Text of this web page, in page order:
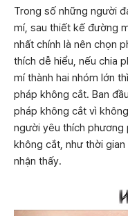
Trong số những người
mí, sau thiết kế đường
nhất chính là nên chọn
thích dễ hiểu, nếu chia
mí thành hai nhóm lớn
pháp không cắt. Ban
pháp không cắt vì
người yêu thích phương
không cắt, như thời
nhận thấy.